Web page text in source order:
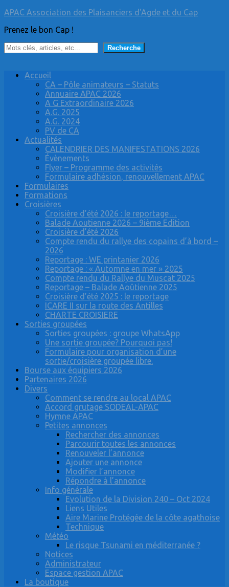
APAC Association des Plaisanciers d'Agde et du Cap
Prenez le bon Cap !
Rechercher
Recherche
Accueil
CA – Pôle animateurs – Statuts
Annuaire APAC 2026
A G Extraordinaire 2026
A.G. 2025
A.G. 2024
PV de CA
Actualités
CALENDRIER DES MANIFESTATIONS 2026
Évènements
Flyer – Programme des activités
Formulaire adhésion, renouvellement APAC
Formulaires
Formations
Croisières
Croisière d’été 2026 : le reportage…
Balade Aoutienne 2026 – 9ième Edition
Croisière d’été 2026
Compte rendu du rallye des copains d’à bord –
2026
Reportage : WE printanier 2026
Reportage : « Automne en mer » 2025
Compte rendu du Rallye du Muscat 2025
Reportage – Balade Aoûtienne 2025
Croisière d’été 2025 : le reportage
ICARE II sur la route des Antilles
CHARTE CROISIERE
Sorties groupées
Sorties groupées : groupe WhatsApp
Une sortie groupée? Pourquoi pas!
Formulaire pour organisation d’une
sortie/croisière groupée libre.
Bourse aux équipiers 2026
Partenaires 2026
Divers
Comment se rendre au local APAC
Accord grutage SODEAL-APAC
Hymne APAC
Petites annonces
Rechercher des annonces
Parcourir toutes les annonces
Renouveler l’annonce
Ajouter une annonce
Modifier l’annonce
Répondre à l’annonce
Info générale
Evolution de la Division 240 – Oct 2024
Liens Utiles
Aire Marine Protégée de la côte agathoise
Technique
Météo
Le risque Tsunami en méditerranée ?
Notices
Administrateur
Espace gestion APAC
La boutique